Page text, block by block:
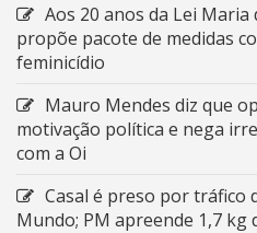
Aos 20 anos da Lei
propõe pacote de medidas
feminicídio
Mauro Mendes diz que
motivação política e nega
com a Oi
Casal é preso por tráfico
Mundo; PM apreende 1,7 kg